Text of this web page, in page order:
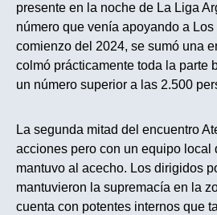
presente en la noche de La Liga
número que venía apoyando a Los
comienzo del 2024, se sumó una
colmó prácticamente toda la parte
un número superior a las 2.500
La segunda mitad del encuentro
acciones pero con un equipo local
mantuvo al acecho. Los dirigidos
mantuvieron la supremacía en la
cuenta con potentes internos que